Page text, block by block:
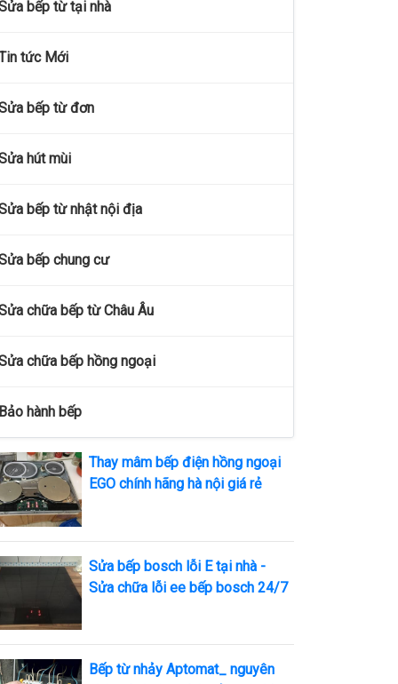
bếp từ tại nhà
tức Mới
bếp từ đơn
hút mùi
bếp từ nhật nội địa
bếp chung cư
chữa bếp từ Châu Âu
chữa bếp hồng ngoại
hành bếp
Thay mâm bếp điện hồng ngoại
EGO chính hãng hà nội giá rẻ
Sửa bếp bosch lỗi E tại nhà -
Sửa chữa lỗi ee bếp bosch 24/7
Bếp từ nhảy Aptomat_ nguyên